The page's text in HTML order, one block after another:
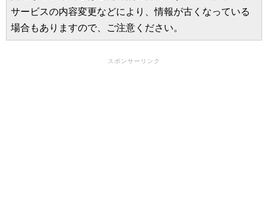
サービスの内容変更などにより、情報が古くなっている
場合もありますので、ご注意ください。
スポンサーリンク